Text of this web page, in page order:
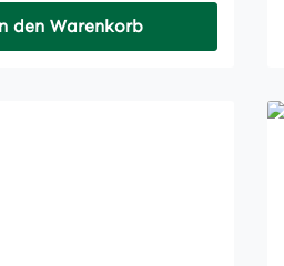
den Warenkorb